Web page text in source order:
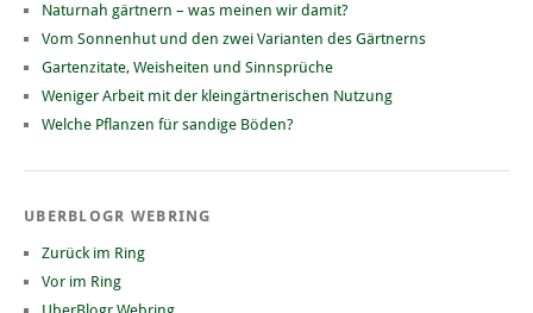
Naturnah gärtnern – was meinen wir damit?
Vom Sonnenhut und den zwei Varianten des Gärtnerns
Gartenzitate, Weisheiten und Sinnsprüche
Weniger Arbeit mit der kleingärtnerischen Nutzung
Welche Pflanzen für sandige Böden?
UBERBLOGR WEBRING
Zurück im Ring
Vor im Ring